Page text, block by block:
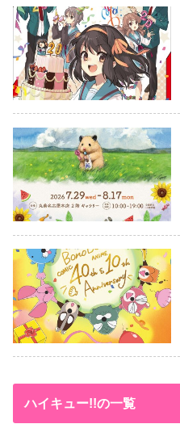
ハイキュー!!の一覧